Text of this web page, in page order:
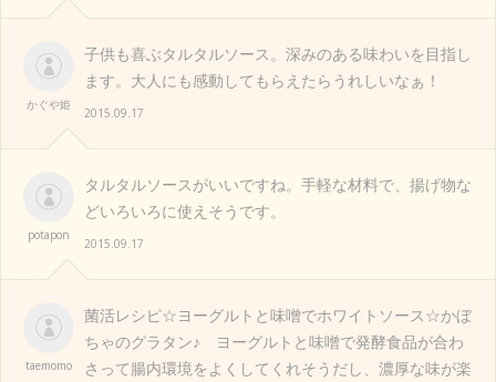
かぐや姫
子供も喜ぶタルタルソース。深みのある味わいを目指し
ます。大人にも感動してもらえたらうれしいなぁ！
2015.09.17
potapon
タルタルソースがいいですね。手軽な材料で、揚げ物な
どいろいろに使えそうです。
2015.09.17
taemomo
菌活レシピ☆ヨーグルトと味噌でホワイトソース☆かぼ
ちゃのグラタン♪ ヨーグルトと味噌で発酵食品が合わ
さって腸内環境をよくしてくれそうだし、濃厚な味が楽